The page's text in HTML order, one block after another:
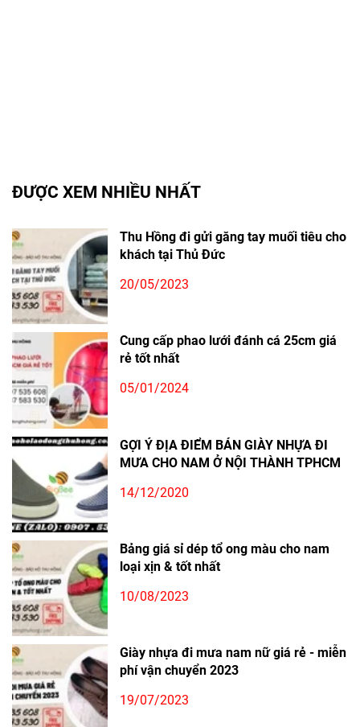
ĐƯỢC XEM NHIỀU NHẤT
Thu Hồng đi gửi găng tay muối tiêu cho
khách tại Thủ Đức
20/05/2023
Cung cấp phao lưới đánh cá 25cm giá
rẻ tốt nhất
05/01/2024
GỢI Ý ĐỊA ĐIỂM BÁN GIÀY NHỰA ĐI
MƯA CHO NAM Ở NỘI THÀNH TPHCM
14/12/2020
Bảng giá sỉ dép tổ ong màu cho nam
loại xịn & tốt nhất
10/08/2023
Giày nhựa đi mưa nam nữ giá rẻ - miễn
phí vận chuyển 2023
19/07/2023